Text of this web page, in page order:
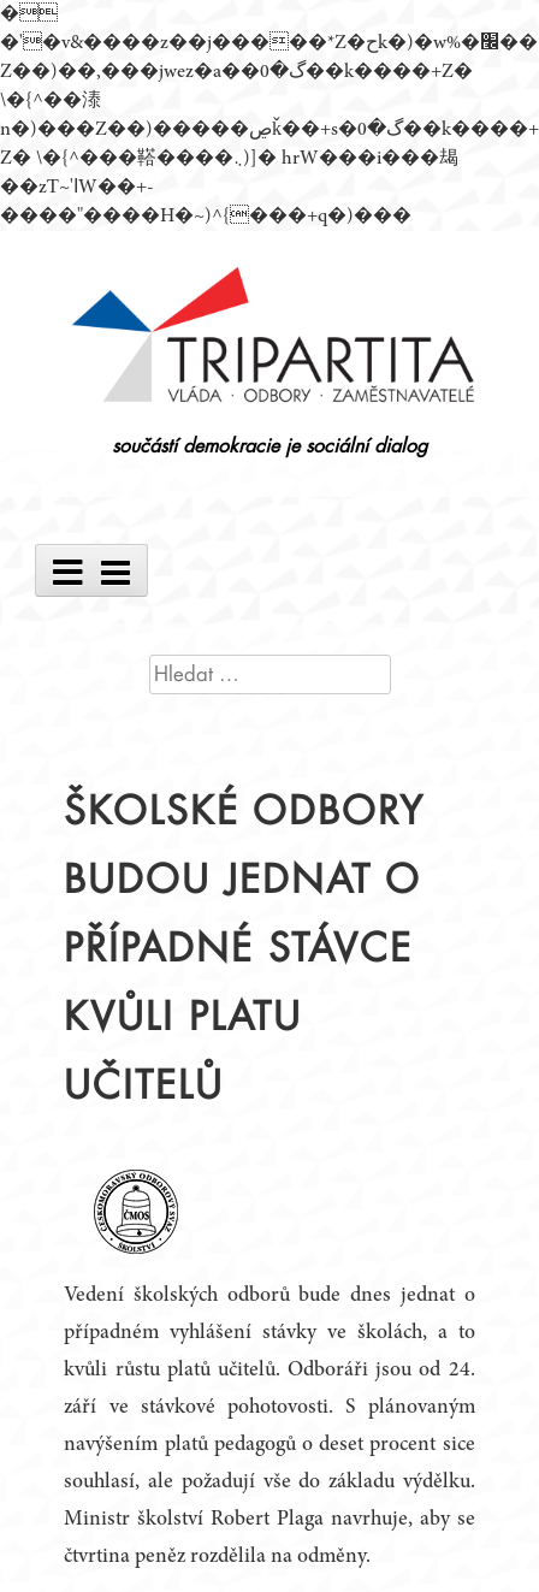
�
�'�v&����z��j�����*Z�حk�)�w%�׬��
Z��)��,���jwez�a��گ�0��k����+Z�
\�{^��溙
n�)���Z��)�����ڝǩ��+s�گ�0��k����+
Z� \�{^���鞳����܆)]� hrW���i���朅
��zƬ~'ߊW��+-
����"����H�~)^{���+q�)���
součástí demokracie je sociální dialog
Main
Menu
VYHLEDÁVÁNÍ
ŠKOLSKÉ ODBORY
BUDOU JEDNAT O
PŘÍPADNÉ STÁVCE
KVŮLI PLATU
UČITELŮ
Vedení školských odborů bude dnes jednat o
případném vyhlášení stávky ve školách, a to
kvůli růstu platů učitelů. Odboráři jsou od 24.
září ve stávkové pohotovosti. S plánovaným
navýšením platů pedagogů o deset procent sice
souhlasí, ale požadují vše do základu výdělku.
Ministr školství Robert Plaga navrhuje, aby se
čtvrtina peněz rozdělila na odměny.